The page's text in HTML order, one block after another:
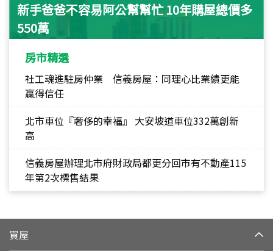
新手爸爸不容易阿公幫幫忙 10年購屋總價多
550萬
房市精選
社工魂進駐房仲業 信義房屋：同理心比業績更能
贏得信任
北市車位『奢侈的幸福』 大安坡道車位332萬創新
高
信義房屋辦理北市府財政局都更分回市有不動產115
年第2次標售結果
買屋